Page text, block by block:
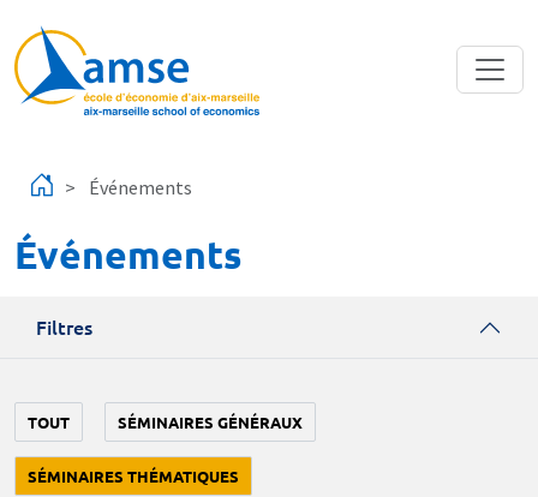
Événements
Événements
Filtres
TOUT SÉMINAIRES GÉNÉRAUX
SÉMINAIRES THÉMATIQUES